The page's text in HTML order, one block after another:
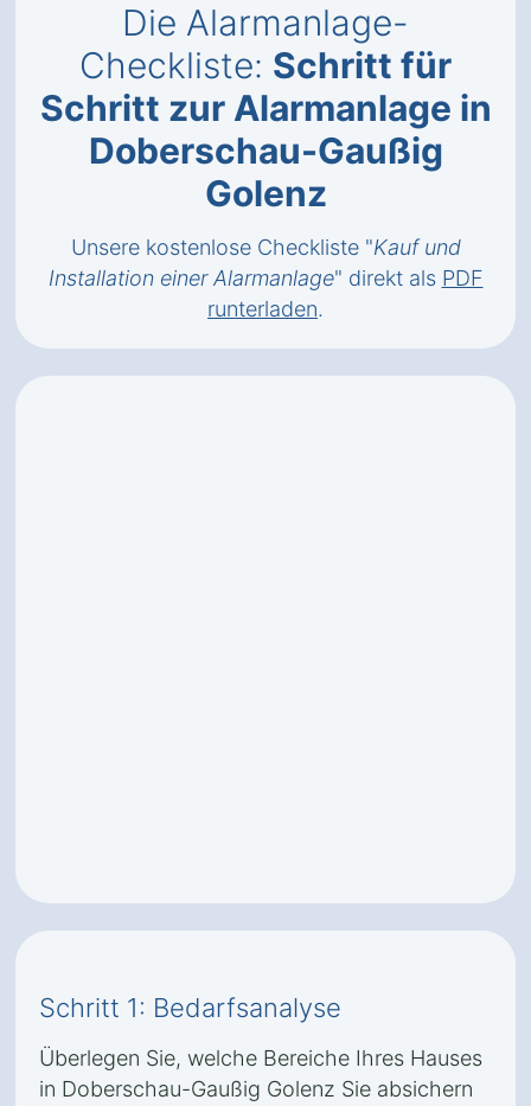
Die Alarmanlage-
Checkliste: Schritt für
Schritt zur Alarmanlage in
Doberschau-Gaußig
Golenz
Unsere kostenlose Checkliste "Kauf und
Installation einer Alarmanlage" direkt als PDF
runterladen.
Schritt 1: Bedarfsanalyse
Überlegen Sie, welche Bereiche Ihres Hauses
in Doberschau-Gaußig Golenz Sie absichern